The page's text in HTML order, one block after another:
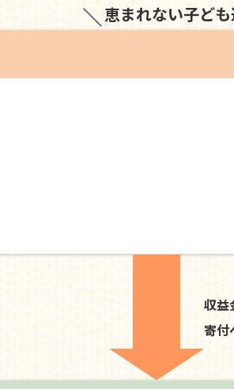
恵まれない子ど
収益
寄付